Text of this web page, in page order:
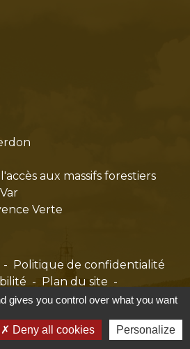
aux massifs forestiers
Verte
- Politique de confidentialité
- Plan du site -
des cookies
avec Réseau des Communes
gives you control over what you want
Deny all cookies Personalize